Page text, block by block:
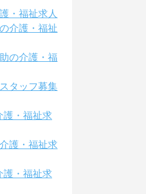
・福祉求人
介護・福祉
の介護・福
タッフ募集
護・福祉求
護・福祉求
護・福祉求